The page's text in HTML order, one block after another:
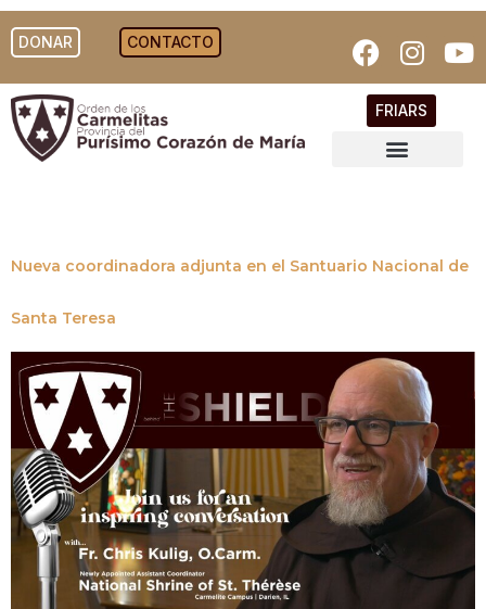
DONAR CONTACTO
FRIARS
Nueva coordinadora adjunta en el Santuario Nacional de
Santa Teresa